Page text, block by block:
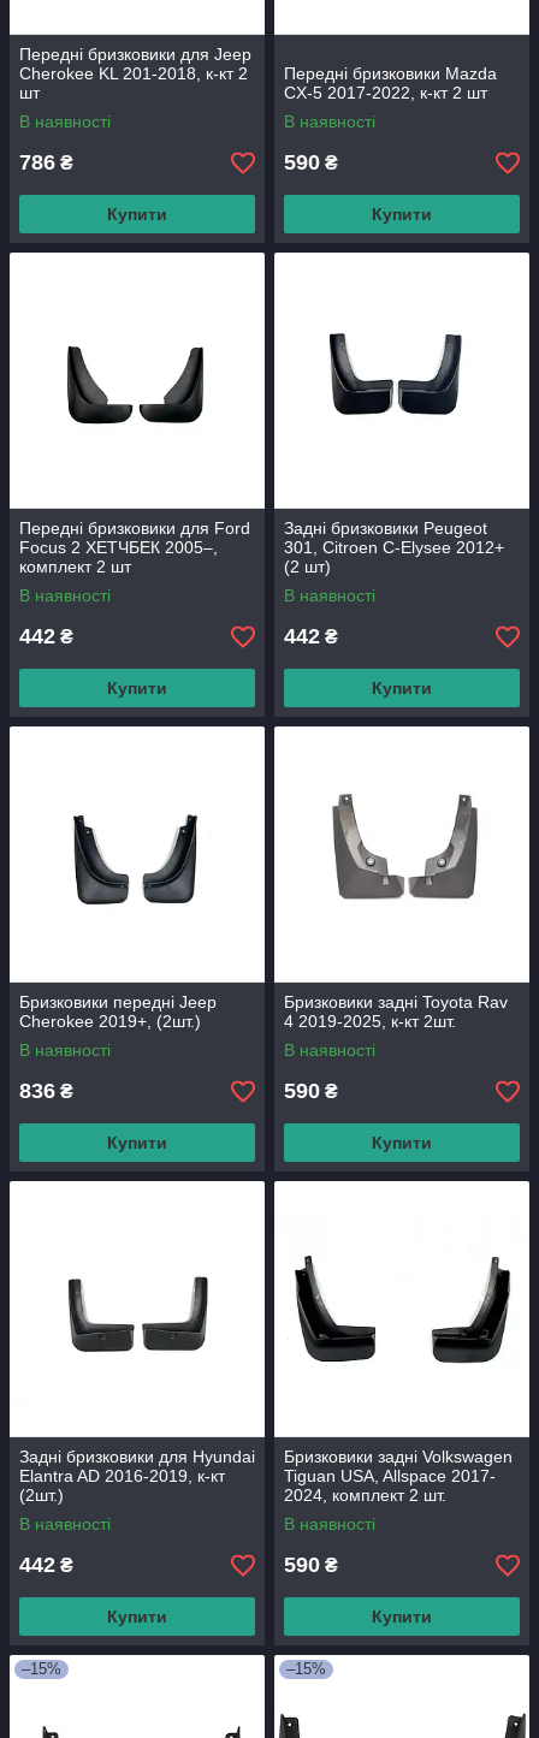
Передні бризковики для Jeep
Cherokee KL 201-2018, к-кт 2
шт
В наявності
786 ₴
Купити
Передні бризковики Mazda
CX-5 2017-2022, к-кт 2 шт
В наявності
590 ₴
Купити
Передні бризковики для Ford
Focus 2 ХЕТЧБЕК 2005–,
комплект 2 шт
В наявності
442 ₴
Купити
Задні бризковики Peugeot
301, Citroen C-Elysee 2012+
(2 шт)
В наявності
442 ₴
Купити
Бризковики передні Jeep
Cherokee 2019+, (2шт.)
В наявності
836 ₴
Купити
Бризковики задні Toyota Rav
4 2019-2025, к-кт 2шт.
В наявності
590 ₴
Купити
Задні бризковики для Hyundai
Elantra AD 2016-2019, к-кт
(2шт.)
В наявності
442 ₴
Купити
Бризковики задні Volkswagen
Tiguan USA, Allspace 2017-
2024, комплект 2 шт.
В наявності
590 ₴
Купити
–15% –15%